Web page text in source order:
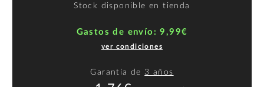
Stock disponible en tienda
Gastos de envío: 9,99€
ver condiciones
Garantía de 3 años